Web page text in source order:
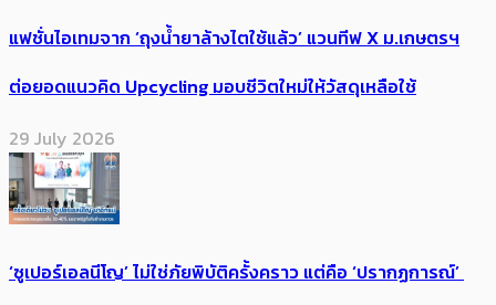
แฟชั่นไอเทมจาก ‘ถุงน้ำยาล้างไตใช้แล้ว’ แวนทีฟ X ม.เกษตรฯ
ต่อยอดแนวคิด Upcycling มอบชีวิตใหม่ให้วัสดุเหลือใช้
29 July 2026
‘ซูเปอร์เอลนีโญ’ ไม่ใช่ภัยพิบัติครั้งคราว แต่คือ ‘ปรากฏการณ์’ ​